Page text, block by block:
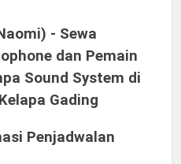
- Sewa
dan Pemain
Sound System di
Gading
Penjadwalan